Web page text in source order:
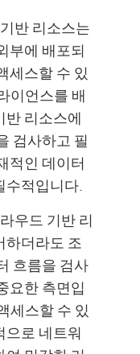
반 리소스는
부에 배포되
세스할 수 있
이언스를 배
반 리소스에
검사하고 필
적인 데이터
수적입니다.
우드 기반 리
하더라도 조
흐름을 검사
요한 측면입
세스할 수 있
으로 네트워